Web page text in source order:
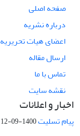
صفحه اصلی
درباره نشریه
اعضای هیات تحریریه
ارسال مقاله
تماس با ما
نقشه سایت
اخبار و اعلانات
پیام تسلیت1400-09-12